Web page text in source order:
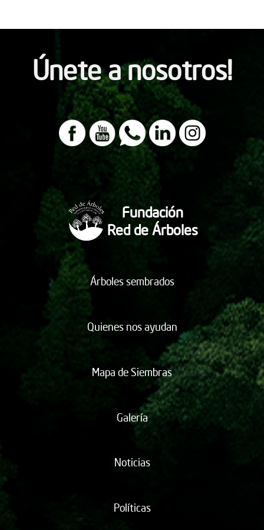
Únete a nosotros!
Fundación
Red de Árboles
Árboles sembrados
Quienes nos ayudan
Mapa de Siembras
Galería
Noticias
Políticas